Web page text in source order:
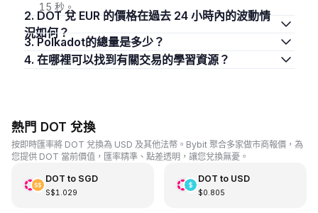
15 秒。
2. DOT 兌 EUR 的價格在過去 24 小時內的波動情
況如何？
3. Polkadot的總量是多少？
4. 在哪裡可以找到有關交易的學習資源？
熱門 DOT 兌換
按即時匯率將 DOT 兌換為 USD 及其他法幣。Bybit 聚合多家做市商報價，為
您提供 DOT 當前價值，匯率精準、點差透明，讓您兌換無憂。
DOT to SGD
S$1.029
DOT to USD
$0.805